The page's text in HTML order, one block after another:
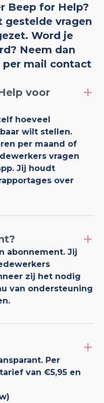
Beep for Help?
gestelde vragen
Word je
Neem dan
mail contact
voor
hoeveel
wilt stellen.
per maand of
vragen
Jij houdt
over
abonnement. Jij
zij het nodig
van ondersteuning
Per
van €5,95 en